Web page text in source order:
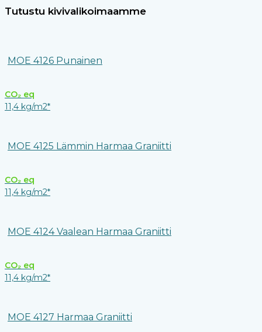
Tutustu kivivalikoimaamme
MOE 4126 Punainen
CO₂ eq
11,4 kg/m2*
MOE 4125 Lämmin Harmaa Graniitti
CO₂ eq
11,4 kg/m2*
MOE 4124 Vaalean Harmaa Graniitti
CO₂ eq
11,4 kg/m2*
MOE 4127 Harmaa Graniitti